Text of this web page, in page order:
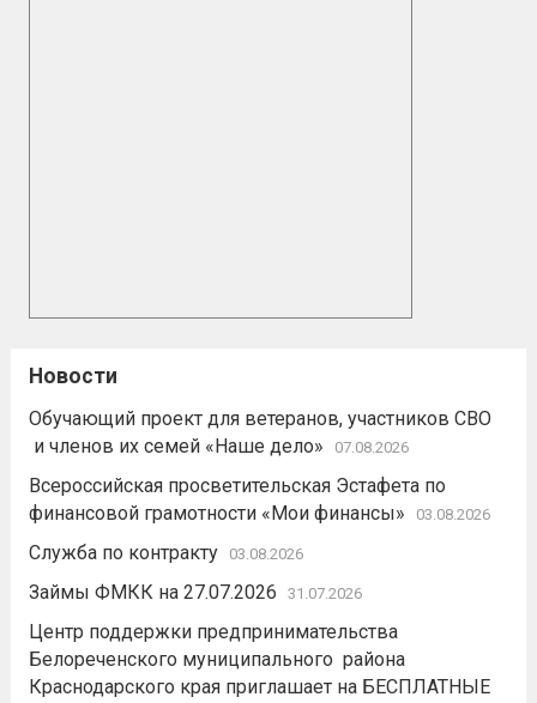
Новости
Обучающий проект для ветеранов, участников СВО
и членов их семей «Наше дело»
07.08.2026
Всероссийская просветительская Эстафета по
финансовой грамотности «Мои финансы»
03.08.2026
Служба по контракту 03.08.2026
Займы ФМКК на 27.07.2026 31.07.2026
Центр поддержки предпринимательства
Белореченского муниципального района
Краснодарского края приглашает на БЕСПЛАТНЫЕ